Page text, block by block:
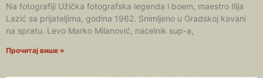
Na fotografiji Užička fotografska legenda i boem, maestro Ilija
Lazić sa prijateljima, godina 1962. Snimljeno u Gradskoj kavani
na spratu. Levo Marko Milanović, nacelnik sup-a,
Прочитај више »